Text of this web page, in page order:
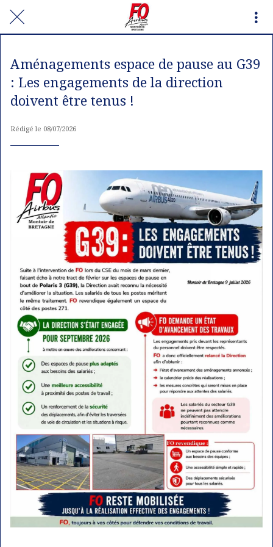
Aménagements espace de pause au G39
: Les engagements de la direction
doivent être tenus !
Rédigé le 08/07/2026